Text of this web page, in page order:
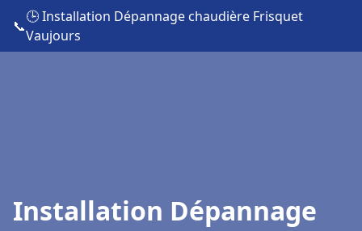
📞
🕒 Installation Dépannage chaudière Frisquet
Vaujours
Installation Dépannage